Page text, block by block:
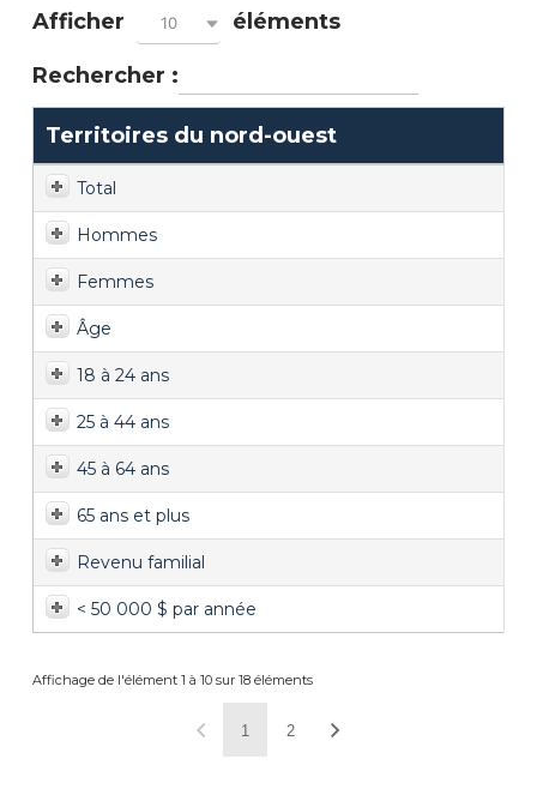
Afficher
10 éléments
Rechercher :
Territoires du nord-ouest
Total
Hommes
Femmes
Âge
18 à 24 ans
25 à 44 ans
45 à 64 ans
65 ans et plus
Revenu familial
< 50 000 $ par année
Affichage de l'élément 1 à 10 sur 18 éléments
1 2